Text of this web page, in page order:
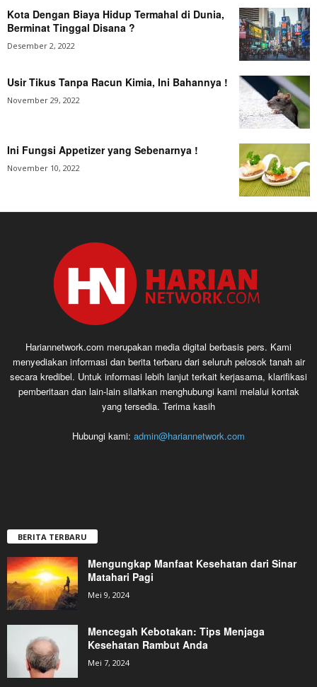
Kota Dengan Biaya Hidup Termahal di Dunia,
Berminat Tinggal Disana ?
Desember 2, 2022
Usir Tikus Tanpa Racun Kimia, Ini Bahannya !
November 29, 2022
Ini Fungsi Appetizer yang Sebenarnya !
November 10, 2022
Hariannetwork.com merupakan media digital berbasis pers. Kami
menyediakan informasi dan berita terbaru dari seluruh pelosok tanah air
secara kredibel. Untuk informasi lebih lanjut terkait kerjasama, klarifikasi
pemberitaan dan lain-lain silahkan menghubungi kami melalui kontak
yang tersedia. Terima kasih
Hubungi kami: admin@hariannetwork.com
BERITA TERBARU
Mengungkap Manfaat Kesehatan dari Sinar
Matahari Pagi
Mei 9, 2024
Mencegah Kebotakan: Tips Menjaga
Kesehatan Rambut Anda
Mei 7, 2024